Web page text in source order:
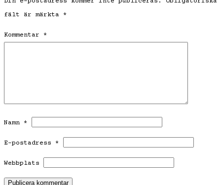
fält är märkta *
Kommentar *
Namn *
E-postadress *
Webbplats